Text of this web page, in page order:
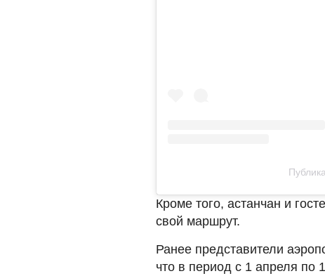
Кроме того, астанчан и
свой маршрут.
Ранее представители
что в период с 1 апреля по